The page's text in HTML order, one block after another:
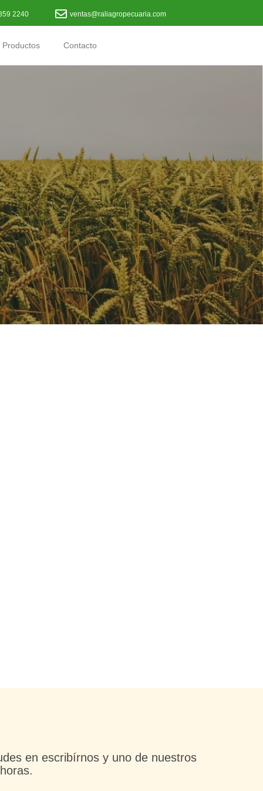
2240 ventas@raliagropecuaria.com
Productos Contacto
en escribírnos y uno de nuestros